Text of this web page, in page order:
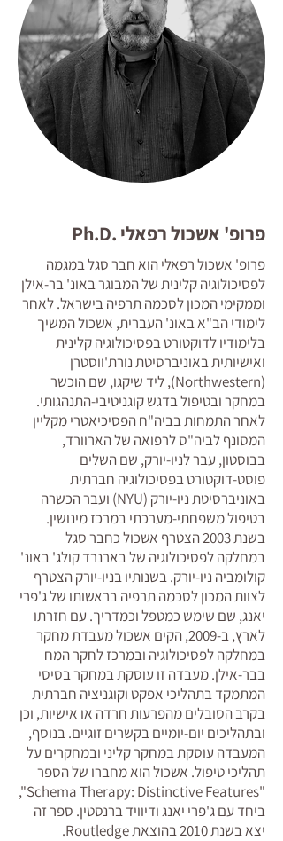
פרופ' אשכול רפאלי .Ph.D
פרופ' אשכול רפאלי הוא חבר סגל במגמה
לפסיכולוגיה קלינית של המבוגר באונ' בר-אילן
וממקימי המכון לסכמה תרפיה בישראל. לאחר
לימודי הב"א באונ' העברית, אשכול המשיך
בלימודיו לדוקטורט בפסיכולוגיה קלינית
ואישיותית באוניברסיטת נורת'ווסטרן
(Northwestern), ליד שיקגו, שם הוכשר
במחקר ובטיפול בדגש קוגניטיבי-התנהגותי.
לאחר התמחות בביה"ח הפסיכיאטרי מקליין
המסונף לביה"ס לרפואה של הארוורד,
בבוסטון, עבר לניו-יורק, שם השלים
פוסט-דוקטורט בפסיכולוגיה חברתית
באוניברסיטת ניו-יורק (NYU) ועבר הכשרה
בטיפול משפחתי-מערכתי במרכז מינושין.
בשנת 2003 הצטרף אשכול כחבר סגל
במחלקה לפסיכולוגיה של בארנרד קולג' באונ'
קולומביה ניו-יורק. בשנותיו בניו-יורק הצטרף
לצוותהמכון לסכמה תרפיה בראשותו של ג'פרי
יאנג, שם שימש כמטפל וכמדריך. עם חזרתו
לארץ, ב-2009, הקים אשכול
מעבדת מחקר
במחלקה לפסיכולוגיה ובמרכז לחקר המח
בבר-אילן. מעבדה זו עוסקת במחקר בסיסי
המתמקד בתהליכי אפקט וקוגניציה חברתית
בקרב הסובלים מהפרעות חרדה או אישיות, וכן
ובתהליכים יום-יומיים בקשרים זוגיים. בנוסף,
המעבדה עוסקת במחקר קליני ובמחקרים על
תהליכי טיפול. אשכול הוא מחברו של הספר
"
Schema Therapy: Distinctive Features
",
ביחד עם ג'פרי יאנג ודיוויד ברנסטין. ספר זה
יצא בשנת 2010 בהוצאת Routledge.